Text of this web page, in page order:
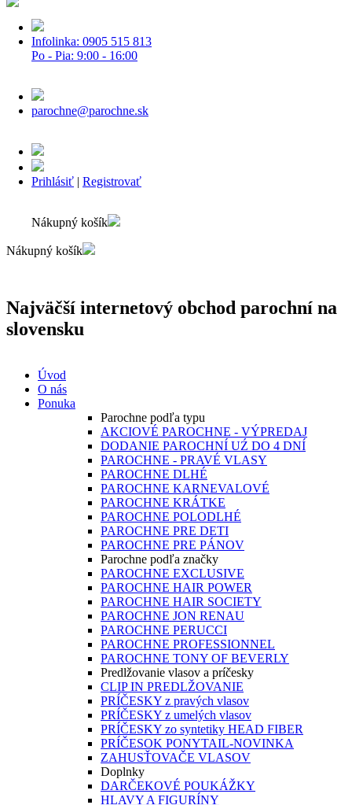
Infolinka: 0905 515 813
Po - Pia: 9:00 - 16:00
parochne@parochne.sk
Prihlásiť | Registrovať
Nákupný košík
Nákupný košík
Najväčší internetový obchod parochní na
slovensku
Úvod
O nás
Ponuka
Parochne podľa typu
AKCIOVÉ PAROCHNE - VÝPREDAJ
DODANIE PAROCHNÍ UŹ DO 4 DNÍ
PAROCHNE - PRAVÉ VLASY
PAROCHNE DLHÉ
PAROCHNE KARNEVALOVÉ
PAROCHNE KRÁTKE
PAROCHNE POLODLHÉ
PAROCHNE PRE DETI
PAROCHNE PRE PÁNOV
Parochne podľa značky
PAROCHNE EXCLUSIVE
PAROCHNE HAIR POWER
PAROCHNE HAIR SOCIETY
PAROCHNE JON RENAU
PAROCHNE PERUCCI
PAROCHNE PROFESSIONNEL
PAROCHNE TONY OF BEVERLY
Predlžovanie vlasov a príčesky
CLIP IN PREDLŽOVANIE
PRÍČESKY z pravých vlasov
PRÍČESKY z umelých vlasov
PRÍČESKY zo syntetiky HEAD FIBER
PRÍČESOK PONYTAIL-NOVINKA
ZAHUSŤOVAČE VLASOV
Doplnky
DARČEKOVÉ POUKÁŽKY
HLAVY A FIGURÍNY